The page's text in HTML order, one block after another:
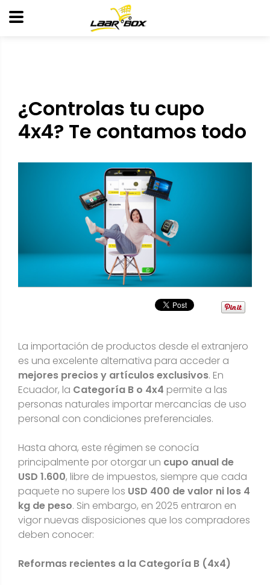
¿Controlas tu cupo
4x4? Te contamos todo
La importación de productos desde el extranjero
es una excelente alternativa para acceder a
mejores precios y artículos exclusivos. En
Ecuador, la Categoría B o 4x4 permite a las
personas naturales importar mercancías de uso
personal con condiciones preferenciales.
Hasta ahora, este régimen se conocía
principalmente por otorgar un cupo anual de
USD 1.600, libre de impuestos, siempre que cada
paquete no supere los USD 400 de valor ni los 4
kg de peso. Sin embargo, en 2025 entraron en
vigor nuevas disposiciones que los compradores
deben conocer:
Reformas recientes a la Categoría B (4x4)